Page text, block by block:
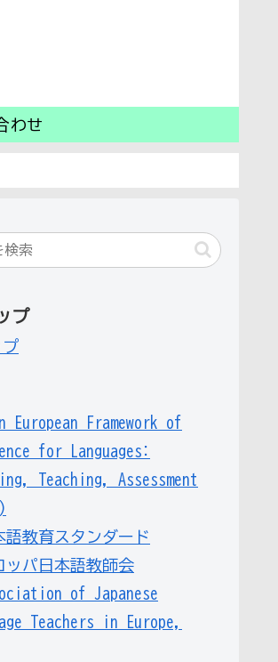
わせ
プ
プ
European Framework of
for Languages:
Teaching, Assessment
語教育スタンダード
ッパ日本語教師会
of Japanese
Teachers in Europe,